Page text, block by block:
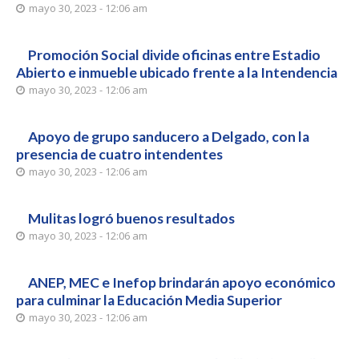
mayo 30, 2023 - 12:06 am
Promoción Social divide oficinas entre Estadio
Abierto e inmueble ubicado frente a la Intendencia
mayo 30, 2023 - 12:06 am
Apoyo de grupo sanducero a Delgado, con la
presencia de cuatro intendentes
mayo 30, 2023 - 12:06 am
Mulitas logró buenos resultados
mayo 30, 2023 - 12:06 am
ANEP, MEC e Inefop brindarán apoyo económico
para culminar la Educación Media Superior
mayo 30, 2023 - 12:06 am